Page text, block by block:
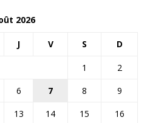
2026
J V S D
1
2
6 7 8
9
13 14 15
16